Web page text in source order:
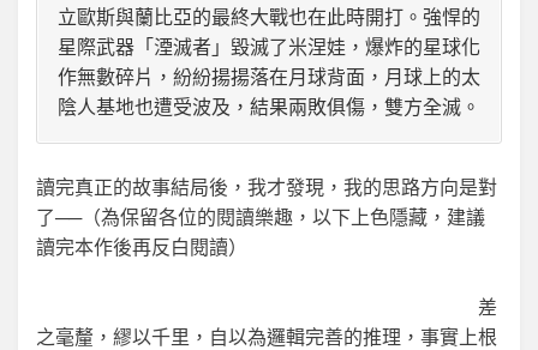
立歐斯與蘭比亞的最終大戰也在此時開打。強悍的
星際武器「湮滅者」毀滅了米涅娃，爆炸的星球化
作無數碎片，紛紛揚揚落在月球背面，月球上的太
陰人基地也遭受波及，結果兩敗俱傷，雙方全滅。
讀完真正的故事結局後，我才發現，我的思路方向是對
了──（為保留各位的閱讀樂趣，以下上色隱藏，建議
讀完本作後再反白閱讀）
差
之毫釐，繆以千里，自以為邏輯完善的推理，事實上根